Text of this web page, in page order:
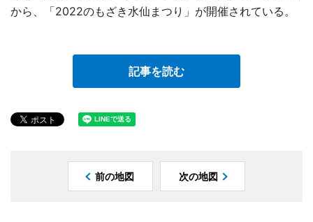
から、「2022のもざき水仙まつり」が開催されている。
記事を読む
前の地図 次の地図